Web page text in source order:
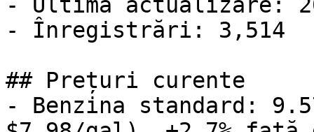
- Înregistrări: 3,514
## Prețuri curente
- Benzina standard: